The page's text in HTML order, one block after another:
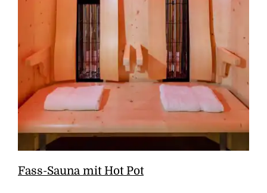
Fass-Sauna mit Hot Pot